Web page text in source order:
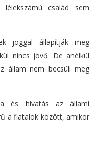
család sem
joggal állapítják meg
nincs jövő. De anélkül
állam nem becsüli meg
és hivatás az állami
a fiatalok között, amikor